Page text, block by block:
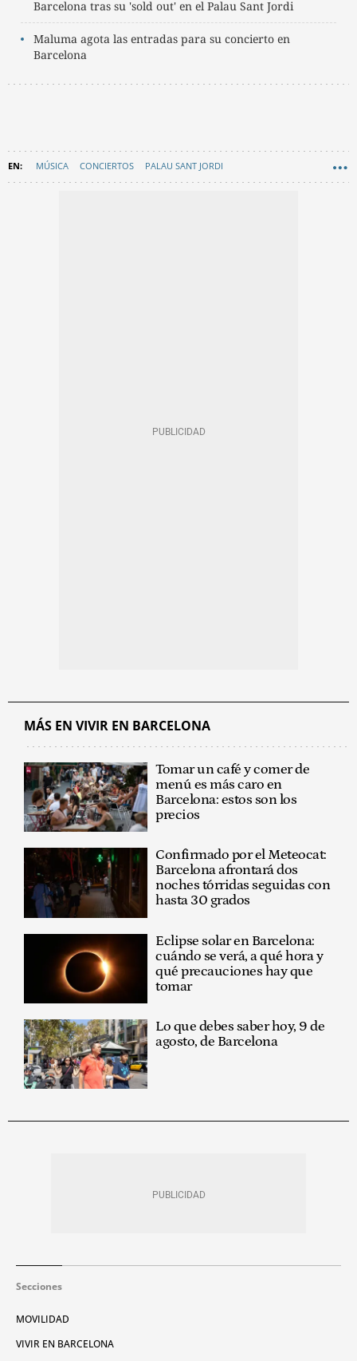
Barcelona tras su 'sold out' en el Palau Sant Jordi
Maluma agota las entradas para su concierto en
Barcelona
MÚSICA CONCIERTOS PALAU SANT JORDI
MÁS EN VIVIR EN BARCELONA
Tomar un café y comer de
menú es más caro en
Barcelona: estos son los
precios
Confirmado por el Meteocat:
Barcelona afrontará dos
noches tórridas seguidas con
hasta 30 grados
Eclipse solar en Barcelona:
cuándo se verá, a qué hora y
qué precauciones hay que
tomar
Lo que debes saber hoy, 9 de
agosto, de Barcelona
Secciones
MOVILIDAD
VIVIR EN BARCELONA